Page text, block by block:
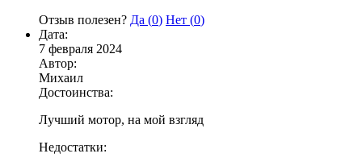
Отзыв полезен? Да (0) Нет (0)
Дата:
7 февраля 2024
Автор:
Михаил
Достоинства:
Лучший мотор, на мой взгляд
Недостатки: